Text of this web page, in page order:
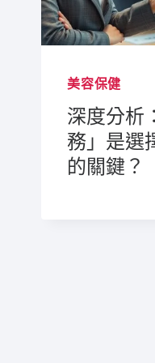
美容保健
深度分析
務」是選
的關鍵？